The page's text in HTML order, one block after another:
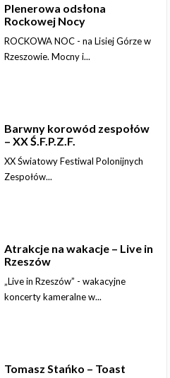
Plenerowa odsłona
Rockowej Nocy
ROCKOWA NOC - na Lisiej Górze w
Rzeszowie. Mocny i...
Barwny korowód zespołów
– XX Ś.F.P.Z.F.
XX Światowy Festiwal Polonijnych
Zespołów...
Atrakcje na wakacje – Live in
Rzeszów
„Live in Rzeszów” - wakacyjne
koncerty kameralne w...
Tomasz Stańko – Toast